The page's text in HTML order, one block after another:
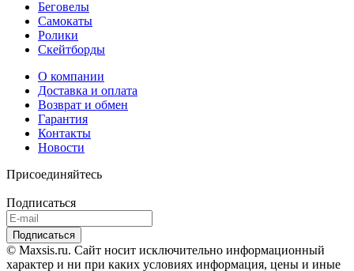
Беговелы
Самокаты
Ролики
Скейтборды
О компании
Доставка и оплата
Возврат и обмен
Гарантия
Контакты
Новости
Присоединяйтесь
Подписаться
© Maxsis.ru. Сайт носит исключительно информационный
характер и ни при каких условиях информация, цены и иные